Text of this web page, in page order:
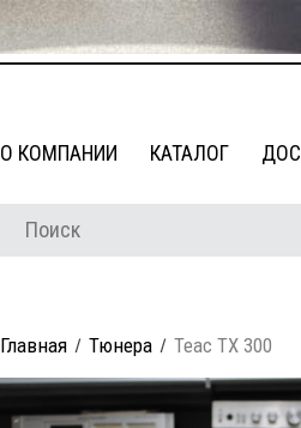
О КОМПАНИИ КАТАЛОГ
Главная Тюнера Teac TX 300